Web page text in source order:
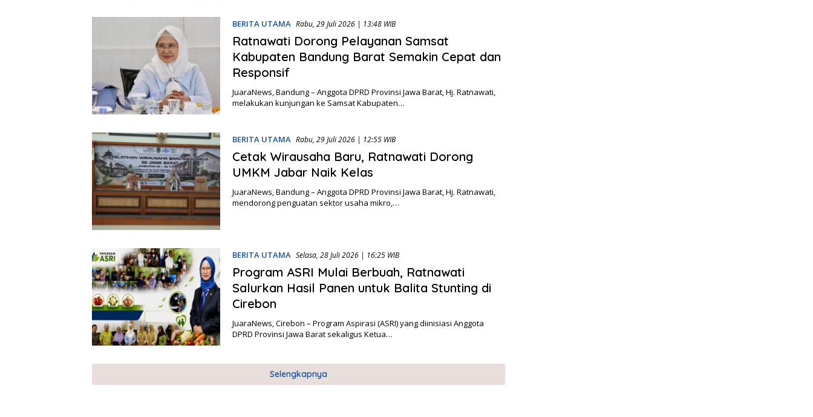
BERITA UTAMA Rabu, 29 Juli 2026 | 13:48 WIB
Ratnawati Dorong Pelayanan Samsat
Kabupaten Bandung Barat Semakin Cepat dan
Responsif
JuaraNews, Bandung – Anggota DPRD Provinsi Jawa Barat, Hj. Ratnawati,
melakukan kunjungan ke Samsat Kabupaten…
BERITA UTAMA Rabu, 29 Juli 2026 | 12:55 WIB
Cetak Wirausaha Baru, Ratnawati Dorong
UMKM Jabar Naik Kelas
JuaraNews, Bandung – Anggota DPRD Provinsi Jawa Barat, Hj. Ratnawati,
mendorong penguatan sektor usaha mikro,…
BERITA UTAMA Selasa, 28 Juli 2026 | 16:25 WIB
Program ASRI Mulai Berbuah, Ratnawati
Salurkan Hasil Panen untuk Balita Stunting di
Cirebon
JuaraNews, Cirebon – Program Aspirasi (ASRI) yang diinisiasi Anggota
DPRD Provinsi Jawa Barat sekaligus Ketua…
Selengkapnya